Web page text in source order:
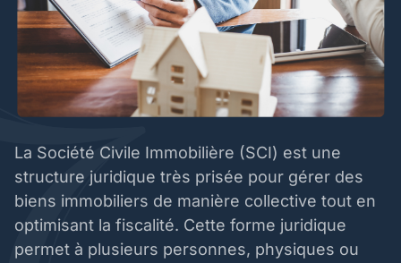
La Société Civile Immobilière (SCI) est une
structure juridique très prisée pour gérer des
biens immobiliers de manière collective tout en
optimisant la fiscalité. Cette forme juridique
permet à plusieurs personnes, physiques ou